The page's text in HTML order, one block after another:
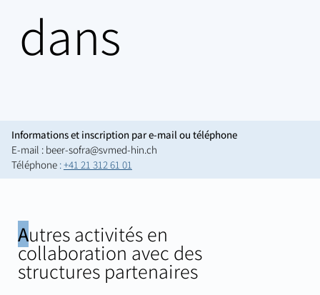
dans
Informations et inscription par e-mail ou téléphone
E-mail : beer-sofra@svmed-hin.ch
Téléphone:+41 21 312 61 01
Autres activités en
collaboration avec des
structures partenaires